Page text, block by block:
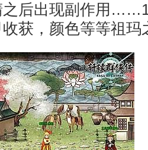
之后出现副作用
获，颜色等等祖玛